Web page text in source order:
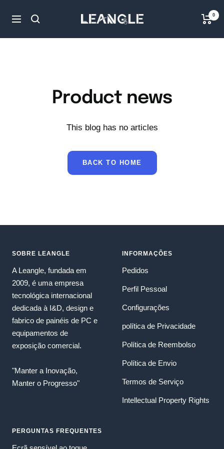
Navigation
LGPC 0
Product news
This blog has no articles
BACK TO HOME
SOBRE LEANGLE
A Leangle, fundada em
2009, é uma empresa
tecnológica internacional
dedicada à I&D, design e
fabrico de painéis de PC e
equipamentos de
exposição comercial.
"Manter a Inovação,
Manter o Progresso"
INFORMAÇÕES
Pedidos
Perfil Pessoal
Configurações
política de Privacidade
Política de Reembolso
Política de Envio
Termos de Serviço
Intellectual Property Rights
PERGUNTAS FREQUENTES